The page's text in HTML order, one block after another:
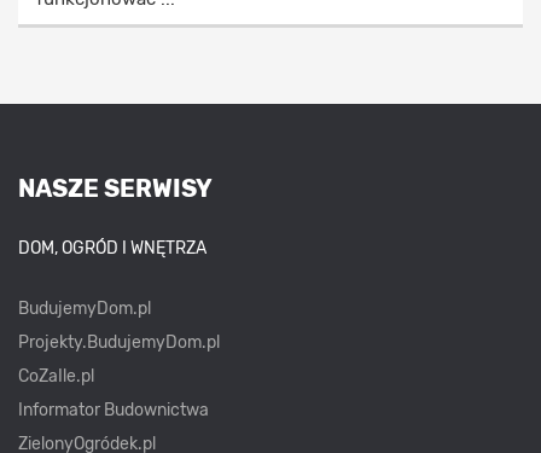
NASZE SERWISY
DOM, OGRÓD I WNĘTRZA
BudujemyDom.pl
Projekty.BudujemyDom.pl
CoZaIle.pl
Informator Budownictwa
ZielonyOgródek.pl